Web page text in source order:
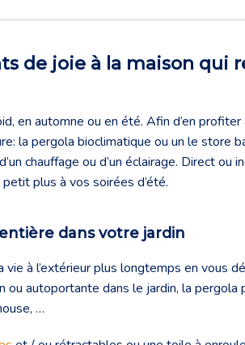
de joie à la maison qui
en automne ou en été. Afin d’en
la pergola bioclimatique ou un le store
chauffage ou d’un éclairage. Direct ou
plus à vos soirées d’été.
dans votre jardin
à l’extérieur plus longtemps en vous
autoportante dans le jardin, la pergola
…